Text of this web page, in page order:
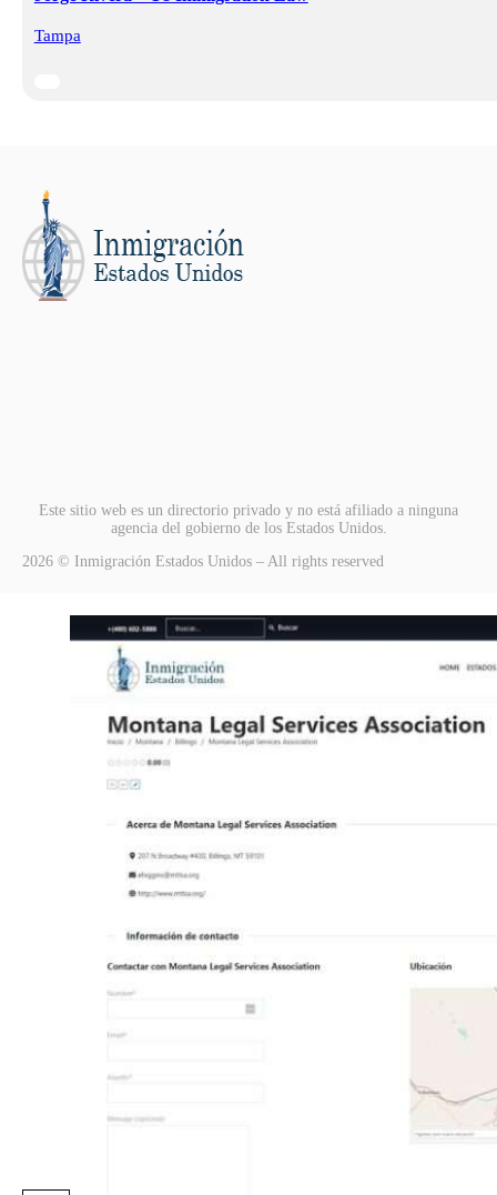
Tampa
Este sitio web es un directorio privado y no está afiliado a ninguna
agencia del gobierno de los Estados Unidos.
2026 © Inmigración Estados Unidos – All rights reserved